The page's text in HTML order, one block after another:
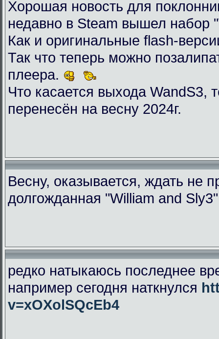
Хорошая новость для
недавно в Steam вышел набор
Как и оригинальные flash-
Так что теперь можно
плеера.
Что касается выхода WandS3,
перенесён на весну 2024г.
Весну, оказывается, ждать не
долгожданная "William and
редко натыкаюсь последнее
например сегодня наткнулся
v=xOXolSQcEb4